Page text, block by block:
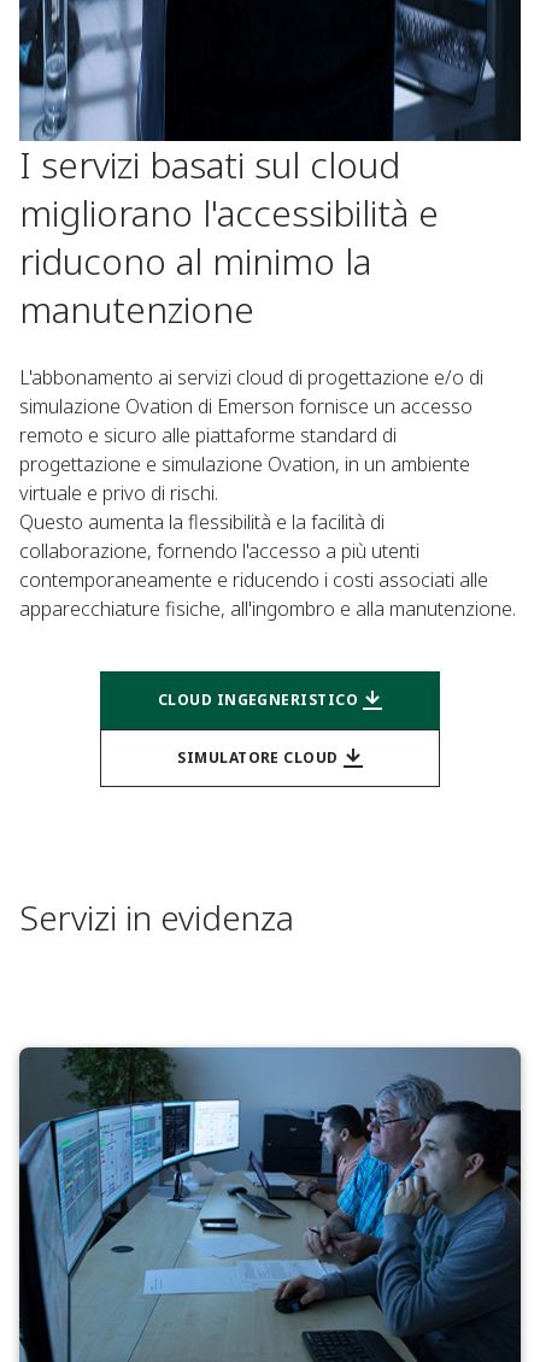
I servizi basati sul cloud
migliorano l'accessibilità e
riducono al minimo la
manutenzione
L'abbonamento ai servizi cloud di progettazione e/o di
simulazione Ovation di Emerson fornisce un accesso
remoto e sicuro alle piattaforme standard di
progettazione e simulazione Ovation, in un ambiente
virtuale e privo di rischi.
Questo aumenta la flessibilità e la facilità di
collaborazione, fornendo l'accesso a più utenti
contemporaneamente e riducendo i costi associati alle
apparecchiature fisiche, all'ingombro e alla manutenzione.
CLOUD INGEGNERISTICO
SIMULATORE CLOUD
Servizi in evidenza